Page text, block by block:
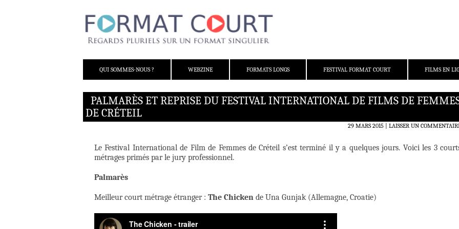
QUI SOMMES-NOUS ?
WEBZINE FORMATS LONGS FESTIVAL FORMAT COURT FILMS EN
PALMARÈS ET REPRISE DU FESTIVAL INTERNATIONAL DE FILMS DE
DE CRÉTEIL
29 MARS 2015 LAISSER UN
Le Festival International de Film de Femmes de Créteil s’est terminé il y a quelques jours. Voici les 3
métrages primés par le jury professionnel.
Palmarès
Meilleur court métrage étranger : The Chicken de Una Gunjak (Allemagne, Croatie)